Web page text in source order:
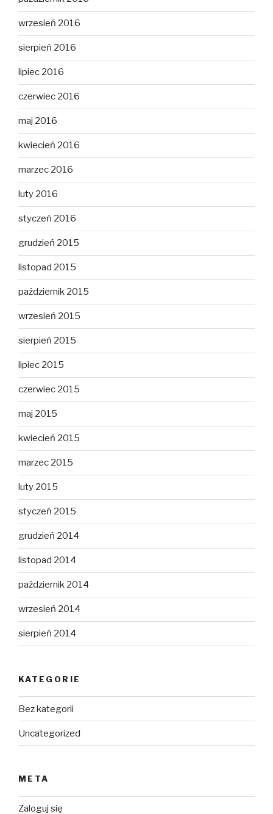
wrzesień 2016
sierpień 2016
lipiec 2016
czerwiec 2016
maj 2016
kwiecień 2016
marzec 2016
luty 2016
styczeń 2016
grudzień 2015
listopad 2015
październik 2015
wrzesień 2015
sierpień 2015
lipiec 2015
czerwiec 2015
maj 2015
kwiecień 2015
marzec 2015
luty 2015
styczeń 2015
grudzień 2014
listopad 2014
październik 2014
wrzesień 2014
sierpień 2014
KATEGORIE
Bez kategorii
Uncategorized
META
Zaloguj się